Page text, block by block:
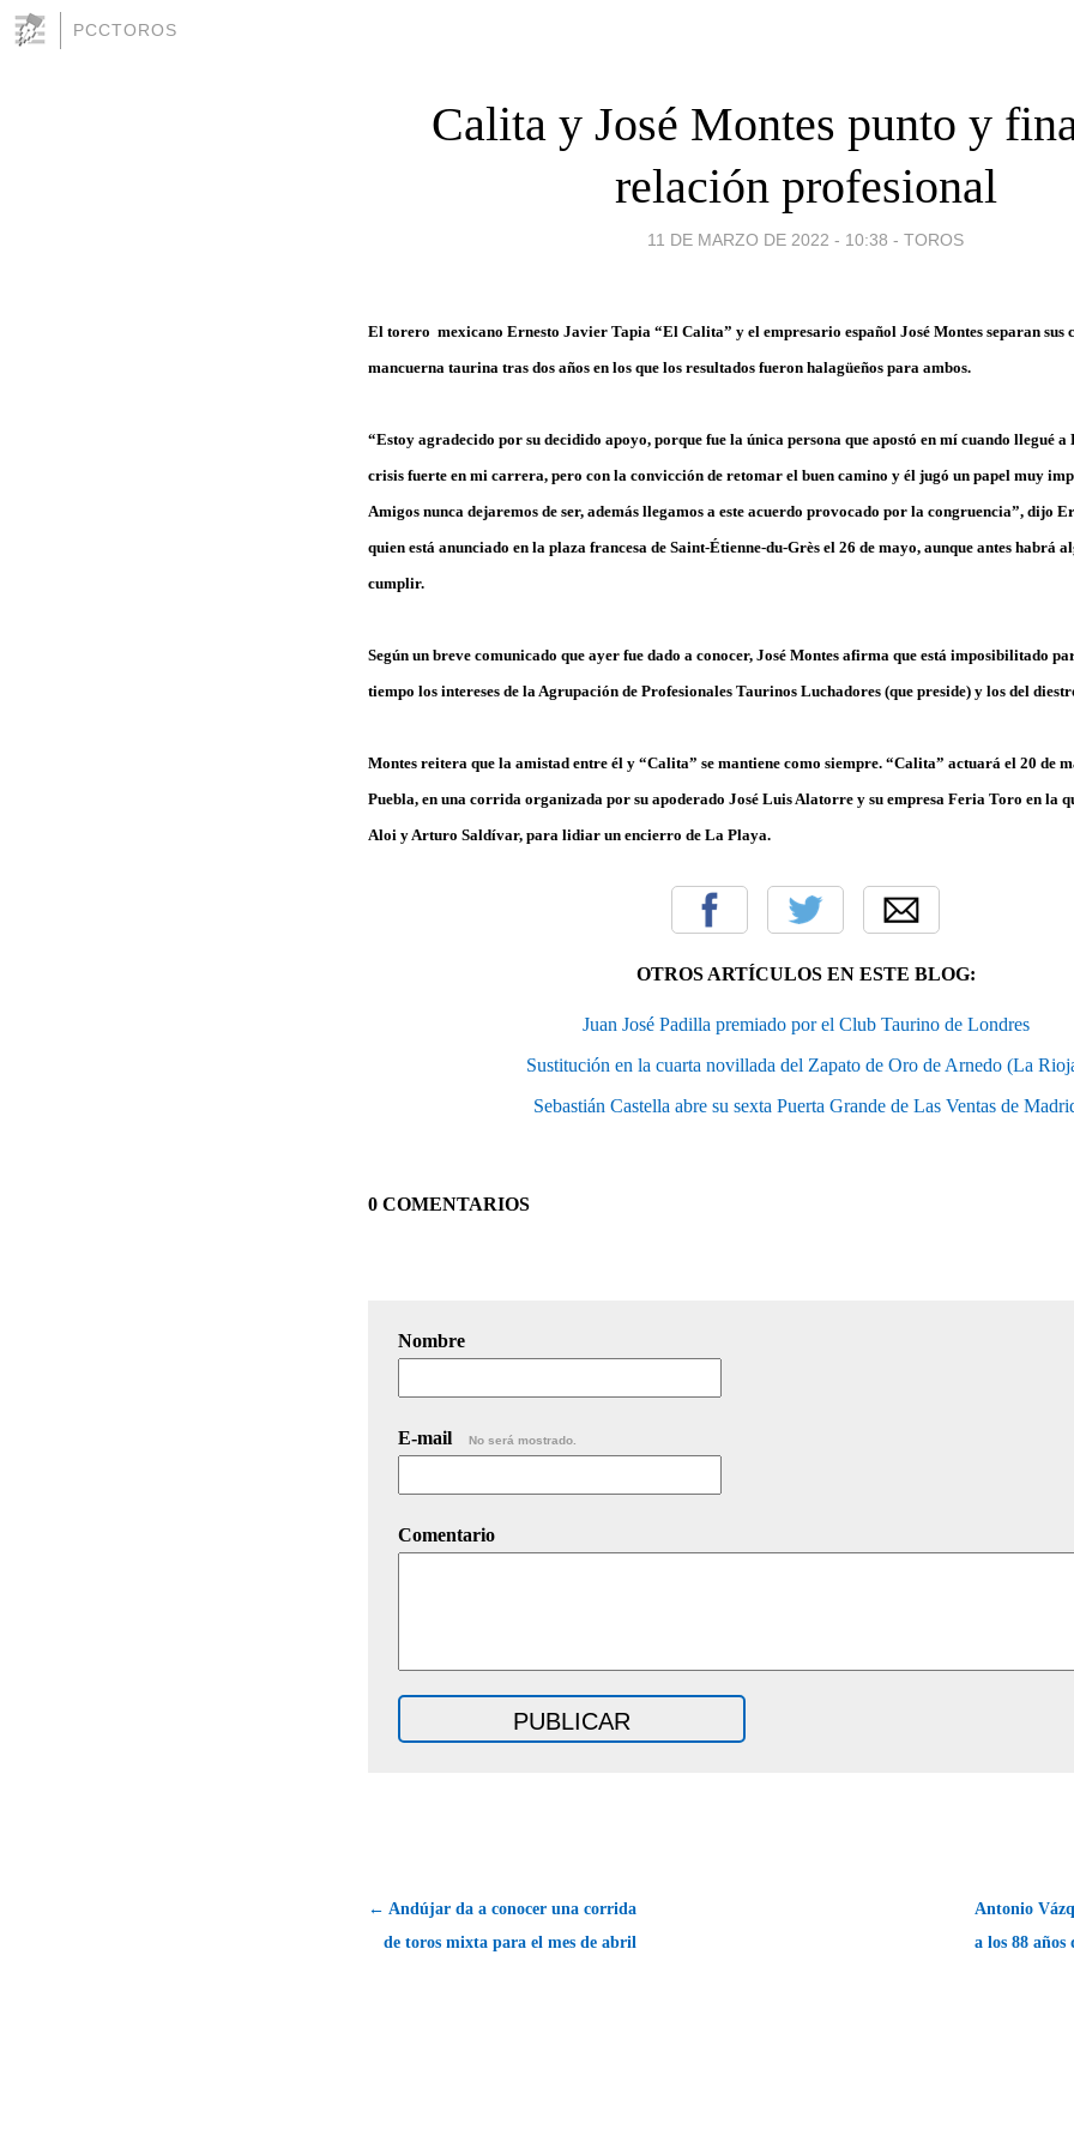
PCCTOROS
Calita y José Montes punto y
relación profesional
11 DE MARZO DE 2022 - 10:38 - TOROS
El torero mexicano Ernesto Javier Tapia “El Calita” y el empresario español José Montes separan sus
mancuerna taurina tras dos años en los que los resultados fueron halagüeños para ambos.
“Estoy agradecido por su decidido apoyo, porque fue la única persona que apostó en mí cuando llegué a
crisis fuerte en mi carrera, pero con la convicción de retomar el buen camino y él jugó un papel muy
Amigos nunca dejaremos de ser, además llegamos a este acuerdo provocado por la congruencia”, dijo
quien está anunciado en la plaza francesa de Saint-Étienne-du-Grès el 26 de mayo, aunque antes habrá
cumplir.
Según un breve comunicado que ayer fue dado a conocer, José Montes afirma que está imposibilitado
tiempo los intereses de la Agrupación de Profesionales Taurinos Luchadores (que preside) y los del
Montes reitera que la amistad entre él y “Calita” se mantiene como siempre. “Calita” actuará el 20 de
Puebla, en una corrida organizada por su apoderado José Luis Alatorre y su empresa Feria Toro en la
Aloi y Arturo Saldívar, para lidiar un encierro de La Playa.
OTROS ARTÍCULOS EN ESTE BLOG:
Juan José Padilla premiado por el Club Taurino de Londres
Sustitución en la cuarta novillada del Zapato de Oro de Arnedo (La
Sebastián Castella abre su sexta Puerta Grande de Las Ventas de
0 COMENTARIOS
Nombre
E-mail No será mostrado.
Comentario
← Andújar da a conocer una corrida
de toros mixta para el mes de abril
Antonio
a los 88